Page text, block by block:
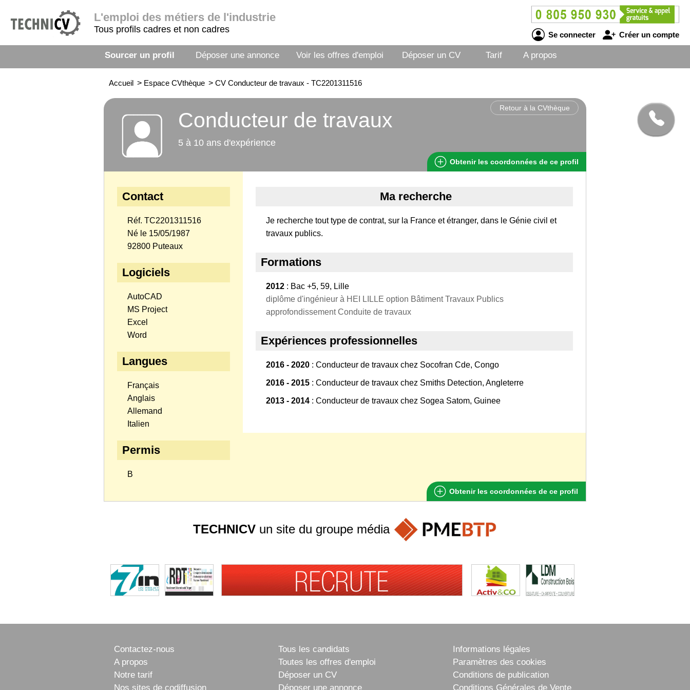
L'emploi des métiers de l'industrie
Tous profils cadres et non cadres
Se connecter Créer un compte
Sourcer un profil Déposer une annonce Voir les offres d'emploi Déposer un CV Tarif A propos
Accueil > Espace CVthèque > CV Conducteur de travaux - TC2201311516
Retour à la CVthèque
Conducteur de travaux
5 à 10 ans d'expérience
Obtenir les coordonnées de ce profil
Contact
Réf. TC2201311516
Né le 15/05/1987
92800 Puteaux
Logiciels
AutoCAD
MS Project
Excel
Word
Langues
Français
Anglais
Allemand
Italien
Permis
B
Ma recherche
Je recherche tout type de contrat, sur la France et étranger, dans le Génie civil et
travaux publics.
Formations
2012 : Bac +5, 59, Lille
diplôme d'ingénieur à HEI LILLE option Bâtiment Travaux Publics
approfondissement Conduite de travaux
Expériences professionnelles
2016 - 2020 : Conducteur de travaux chez Socofran Cde, Congo
2016 - 2015 : Conducteur de travaux chez Smiths Detection, Angleterre
2013 - 2014 : Conducteur de travaux chez Sogea Satom, Guinee
Obtenir les coordonnées de ce profil
TECHNICVun site du groupe média
Contactez-nous
A propos
Notre tarif
Nos sites de codiffusion
Tous les candidats
Toutes les offres d'emploi
Déposer un CV
Déposer une annonce
Informations légales
Paramètres des cookies
Conditions de publication
Conditions Générales de Vente